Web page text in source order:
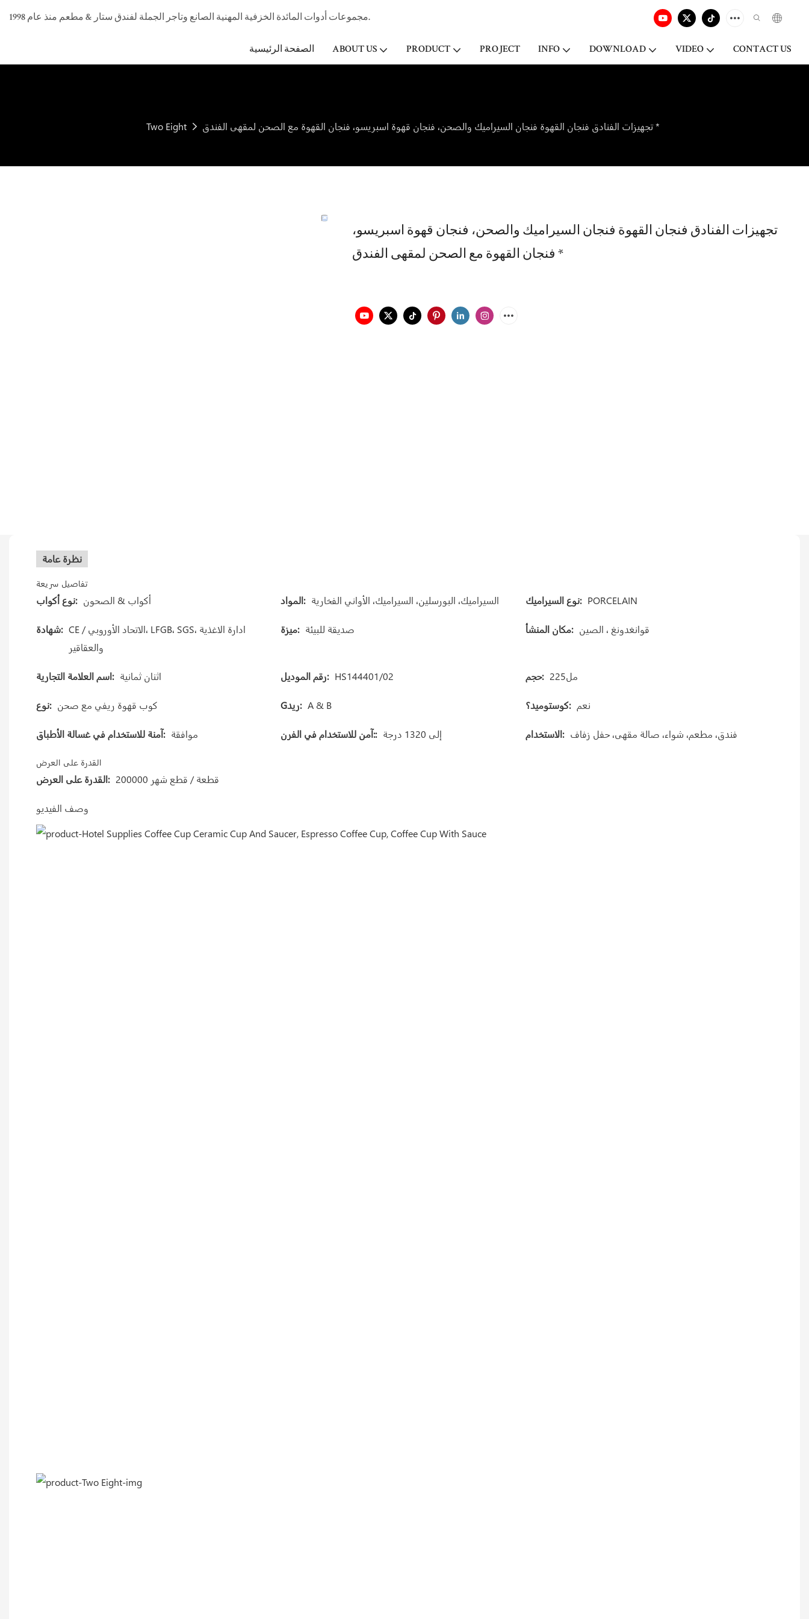
مجموعات أدوات المائدة الخزفية المهنية الصانع وتاجر الجملة لفندق ستار & مطعم منذ عام 1998.
الصفحة الرئيسية ABOUT US PRODUCT PROJECT INFO DOWNLOAD VIDEO CONTACT US
Two Eight تجهيزات الفنادق فنجان القهوة فنجان السيراميك والصحن، فنجان قهوة اسبريسو، فنجان القهوة مع الصحن لمقهى الفندق *
تجهيزات الفنادق فنجان القهوة فنجان السيراميك والصحن، فنجان قهوة اسبريسو،
فنجان القهوة مع الصحن لمقهى الفندق *
نظرة عامة
تفاصيل سريعة
نوع أكواب: أكواب & الصحون المواد: السيراميك، البورسلين، السيراميك، الأواني الفخارية نوع السيراميك: PORCELAIN
شهادة: CE / الاتحاد الأوروبي، LFGB، SGS، ادارة الاغذية
والعقاقير
ميزة: صديقة للبيئة مكان المنشأ: قوانغدونغ ، الصين
اسم العلامة التجارية: اثنان ثمانية رقم الموديل: HS144401/02 حجم: مل225
نوع: كوب قهوة ريفي مع صحن Gريد: A & B كوستوميد؟: نعم
آمنة للاستخدام في غسالة الأطباق: موافقة آمن للاستخدام في الفرن:: إلى 1320 درجة الاستخدام: فندق، مطعم، شواء، صالة مقهى، حفل زفاف
القدرة على العرض
القدرة على العرض: 200000 قطعة / قطع شهر
وصف الفيديو